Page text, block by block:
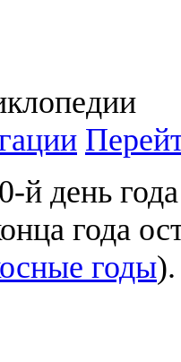
й день
года
годы).